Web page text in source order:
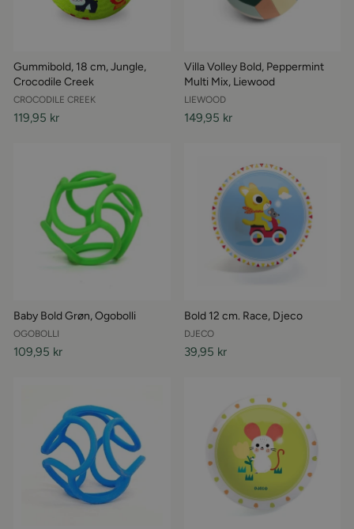
Gummibold, 18 cm, Jungle,
Crocodile Creek
CROCODILE CREEK
119,95 kr
Villa Volley Bold, Peppermint
Multi Mix, Liewood
LIEWOOD
149,95 kr
Baby Bold Grøn, Ogobolli
OGOBOLLI
109,95 kr
Bold 12 cm. Race, Djeco
DJECO
39,95 kr